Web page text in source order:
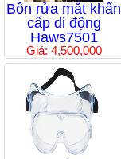
Bồn rửa mắt khẩn
cấp di động
Haws7501
Giá: 4,500,000